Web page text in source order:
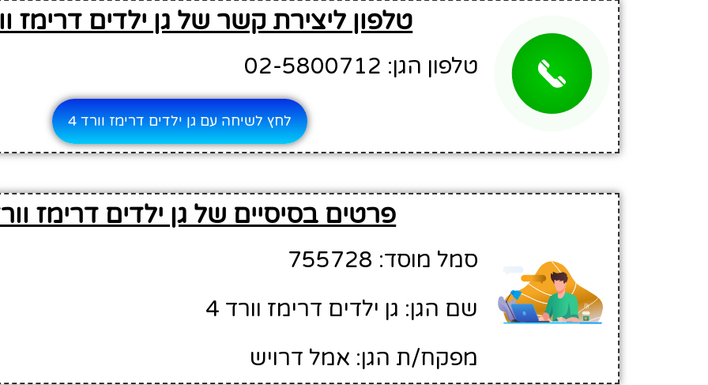
טלפון ליצירת קשר של גן ילדים דרימז
טלפון הגן: 02-5800712
לחץ לשיחה עם גן ילדים דרימז וורד 4
פרטים בסיסיים של גן ילדים דרימז
סמל מוסד: 755728
שם הגן: גן ילדים דרימז וורד 4
מפקח/ת הגן: אמל דרויש